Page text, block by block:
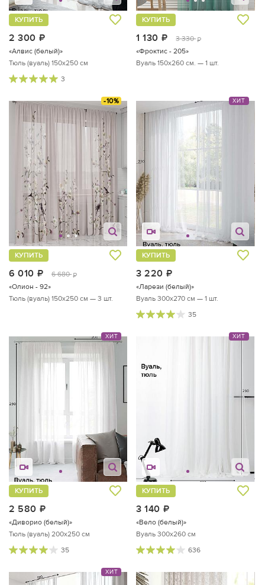
2 300
КУПИТЬ
«Алвис (белый)»
Тюль (вуаль) 150х250 см
3
1 130 руб.
3 330 руб.
КУПИТЬ
«Фроктис - 205»
Вуаль 150х260 см. — 1 шт.
-10%
6 010 руб.
6 680 руб.
КУПИТЬ
«Олион - 92»
Тюль (вуаль) 150х250 см — 3 шт.
ХИТ
3 220
КУПИТЬ
«Ларези (белый)»
Вуаль 300х270 см — 1 шт.
35
ХИТ
2 580
КУПИТЬ
«Диворио (белый)»
Тюль (вуаль) 200х250 см
35
ХИТ
3 140
КУПИТЬ
«Вело (белый)»
Вуаль 300х260 см
636
ХИТ